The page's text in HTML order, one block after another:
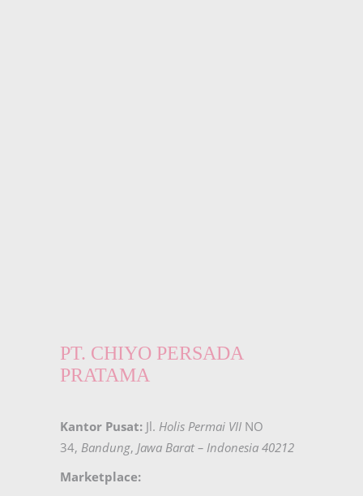
PT. CHIYO PERSADA
PRATAMA
Kantor Pusat: Jl. Holis Permai VII NO
34, Bandung, Jawa Barat – Indonesia 40212
Marketplace: